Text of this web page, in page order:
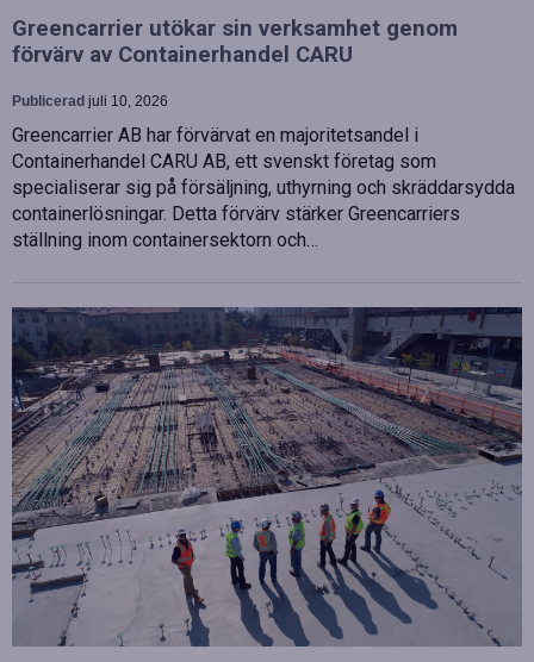
Greencarrier utökar sin verksamhet genom
förvärv av Containerhandel CARU
Publicerad juli 10, 2026
Greencarrier AB har förvärvat en majoritetsandel i
Containerhandel CARU AB, ett svenskt företag som
specialiserar sig på försäljning, uthyrning och skräddarsydda
containerlösningar. Detta förvärv stärker Greencarriers
ställning inom containersektorn och…